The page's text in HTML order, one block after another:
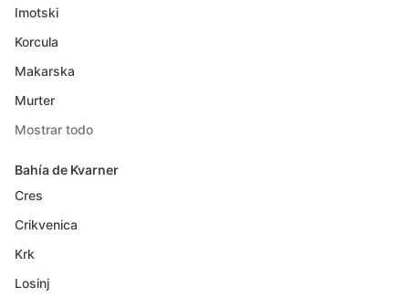
Imotski
Korcula
Makarska
Murter
Mostrar todo
Bahía de Kvarner
Cres
Crikvenica
Krk
Losinj